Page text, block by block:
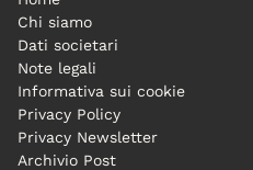
Chi siamo
Dati societari
Note legali
Informativa sui cookie
Privacy Policy
Privacy Newsletter
Archivio Post